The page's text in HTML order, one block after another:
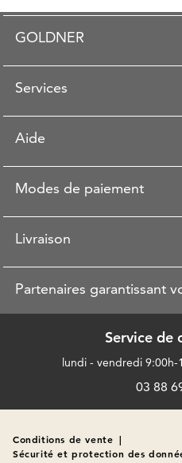
GOLDNER
Services
Aide
Modes de paiement
Livraison
Partenaires garantissant
Service de
lundi - vendredi 9:00h-
03 88
Conditions de vente |
Sécurité et protection des